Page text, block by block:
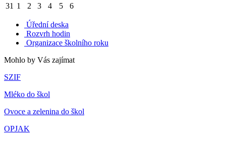
31 1 2 3 4 5 6
Úřední deska
Rozvrh hodin
Organizace školního roku
Mohlo by Vás zajímat
SZIF
Mléko do škol
Ovoce a zelenina do škol
OPJAK